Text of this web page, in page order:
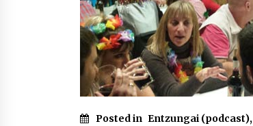
Posted in Entzungai (podcast),